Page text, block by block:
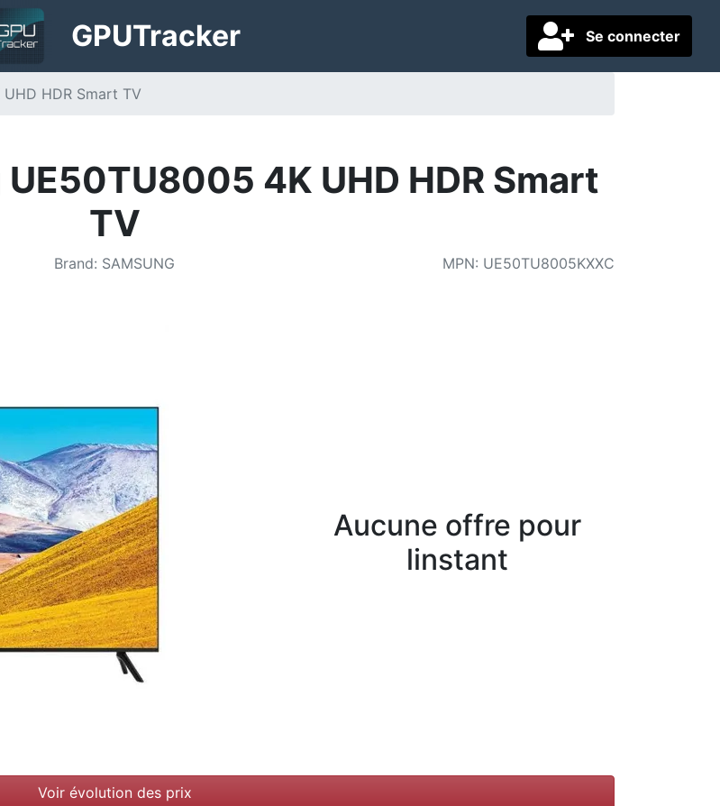
Se connecter
GPUTracker
HDR Smart TV
4K UHD HDR Smart
TV
Brand: SAMSUNG MPN: UE50TU8005KXXC
Aucune offre pour
linstant
Voir évolution des prix